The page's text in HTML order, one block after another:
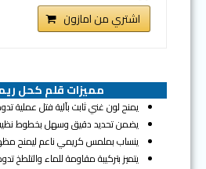
اشتري من امازون
مميزات قلم كحل
يمنح لون غني ثابت بآلية فتل عملية
يضمن تحديد دقيق وسهل بخطوط
ينساب بملمس كريمي ناعم ليمنح
يتميز بتركيبة مقاومة للماء